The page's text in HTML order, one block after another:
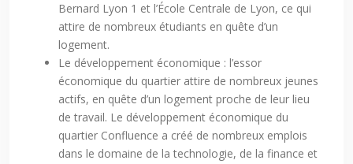
Bernard Lyon 1 et l’École Centrale de Lyon, ce qui
attire de nombreux étudiants en quête d’un
logement.
Le développement économique : l’essor
économique du quartier attire de nombreux jeunes
actifs, en quête d’un logement proche de leur lieu
de travail. Le développement économique du
quartier Confluence a créé de nombreux emplois
dans le domaine de la technologie, de la finance et